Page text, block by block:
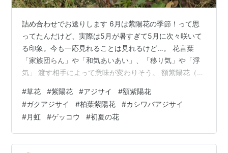
詰め合わせでお送りします 6月は紫陽花の季節！って思
ってたんだけど、実際は5月が暑すぎて5月に次々咲いて
る印象。今も一応見れることは見れるけど…。 花言葉
「家族団らん」や「和気あいあい」、「移り気」や「浮
気」 渡す相手によって意味が変わりそう。 額紫陽花（ガ
話する人がいないので、夏場は水切れで度々死にかけて
る不憫な子。今年は雨が定期的に降っているので元気。
夏はどうなるやら…。 花言葉 「謙虚」「控えめ」 紫陽花
は種類がちがうと花言葉もちがうみたい。 柏葉紫陽花
（カシワバアジサイ） この子も半ば野生で育てられてい
#草花 #紫陽花 #アジサイ #額紫陽花
#ガクアジサイ #柏葉紫陽花 #カシワバアジサイ
#月虹 #ゲッコウ #初夏の花